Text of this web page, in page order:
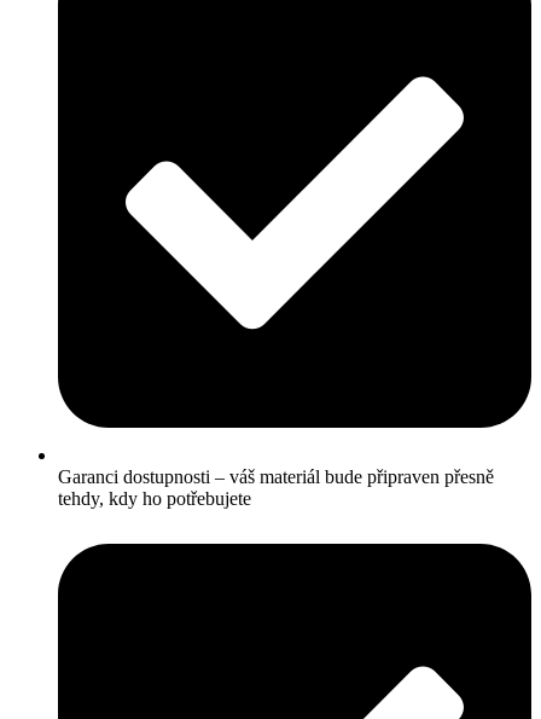
Garanci dostupnosti – váš materiál bude připraven přesně
tehdy, kdy ho potřebujete